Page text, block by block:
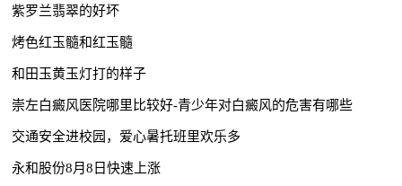
紫罗兰翡翠的好坏
烤色红玉髓和红玉髓
和田玉黄玉灯打的样子
崇左白癜风医院哪里比较好-青少年对白癜风的危害有哪些
交通安全进校园，爱心暑托班里欢乐多
永和股份8月8日快速上涨